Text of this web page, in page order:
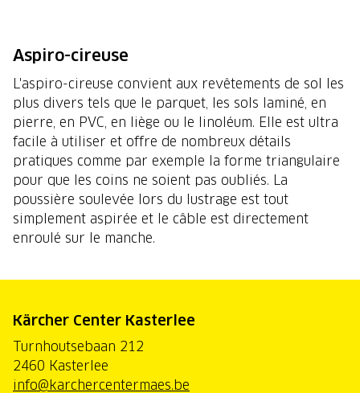
Aspiro-cireuse
L'aspiro-cireuse convient aux revêtements de sol les
plus divers tels que le parquet, les sols laminé, en
pierre, en PVC, en liège ou le linoléum. Elle est ultra
facile à utiliser et offre de nombreux détails
pratiques comme par exemple la forme triangulaire
pour que les coins ne soient pas oubliés. La
poussière soulevée lors du lustrage est tout
simplement aspirée et le câble est directement
enroulé sur le manche.
Kärcher Center Kasterlee
Turnhoutsebaan 212
2460 Kasterlee
info@karchercentermaes.be